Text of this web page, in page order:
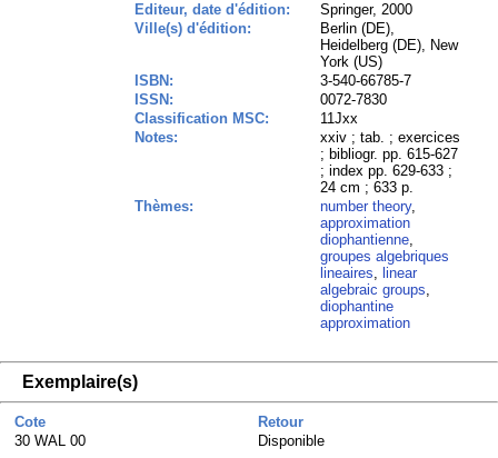
Editeur, date d'édition:
Springer, 2000
Ville(s) d'édition:
Berlin (DE),
Heidelberg (DE), New
York (US)
ISBN:
3-540-66785-7
ISSN:
0072-7830
Classification MSC:
11Jxx
Notes:
xxiv ; tab. ; exercices
; bibliogr. pp. 615-627
; index pp. 629-633 ;
24 cm ; 633 p.
Thèmes:
number theory,
approximation
diophantienne,
groupes algebriques
lineaires, linear
algebraic groups,
diophantine
approximation
Exemplaire(s)
Cote
Retour
30 WAL 00
Disponible